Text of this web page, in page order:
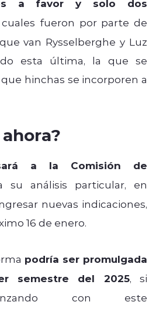
a favor y solo dos
cuales fueron por parte de
van Rysselberghe y Luz
esta última, la que se
hinchas se incorporen a
a la Comisión de
su análisis particular, en
nuevas indicaciones,
16 de enero.
podría ser promulgada
semestre del 2025, si
con este